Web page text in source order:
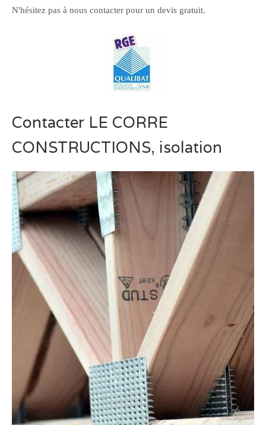
N'hésitez pas à nous contacter pour un devis gratuit.
Contacter LE CORRE
CONSTRUCTIONS, isolation